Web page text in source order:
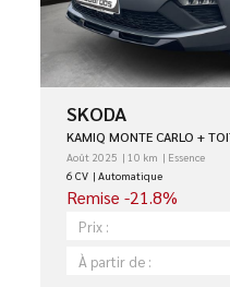
SKODA
KAMIQ MONTE CARLO +
Août 2025 10 km
Essence
6 CV
Automatique
Remise -21.8%
Prix :
À partir de :